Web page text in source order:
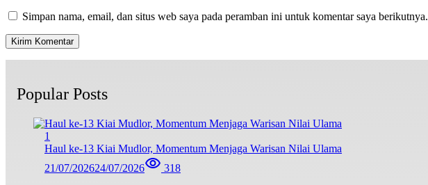
Simpan nama, email, dan situs web saya pada peramban ini untuk komentar saya berikutnya.
Popular Posts
1
Haul ke-13 Kiai Mudlor, Momentum Menjaga Warisan Nilai Ulama
21/07/202624/07/2026 318